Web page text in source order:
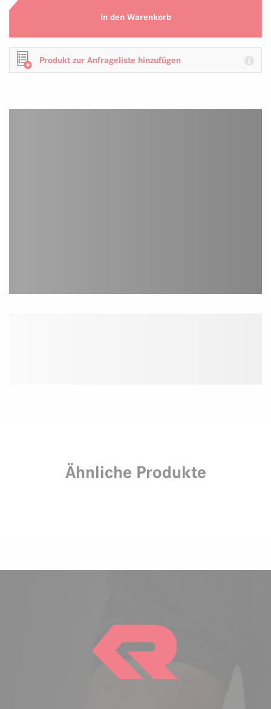
In den Warenkorb
Produkt zur Anfrageliste hinzufügen
Ähnliche Produkte